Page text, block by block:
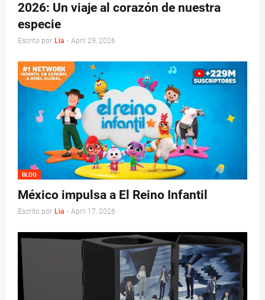
2026: Un viaje al corazón de nuestra
especie
Escrito por Lia - April 29, 2026
BLOG
México impulsa a El Reino Infantil
Escrito por Lia - April 17, 2026